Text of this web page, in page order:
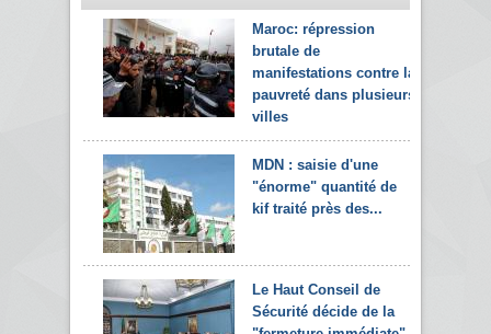
Maroc: répression
brutale de
manifestations contre la
pauvreté dans plusieurs
villes
MDN : saisie d'une
"énorme" quantité de
kif traité près des...
Le Haut Conseil de
Sécurité décide de la